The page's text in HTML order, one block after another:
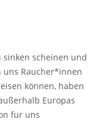
sinken scheinen und
uns Raucher*innen
können, haben
Europas
für uns